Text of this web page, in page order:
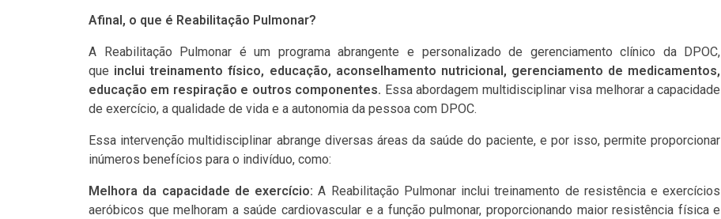
Afinal, o que é Reabilitação Pulmonar?
A Reabilitação Pulmonar é um programa abrangente e personalizado de gerenciamento clínico da DPOC,
que inclui treinamento físico, educação, aconselhamento nutricional, gerenciamento de medicamentos,
educação em respiração e outros componentes. Essa abordagem multidisciplinar visa melhorar a capacidade
de exercício, a qualidade de vida e a autonomia da pessoa com DPOC.
Essa intervenção multidisciplinar abrange diversas áreas da saúde do paciente, e por isso, permite proporcionar
inúmeros benefícios para o indivíduo, como:
Melhora da capacidade de exercício:A Reabilitação Pulmonar inclui treinamento de resistência e exercícios
aeróbicos que melhoram a saúde cardiovascular e a função pulmonar, proporcionando maior resistência física e